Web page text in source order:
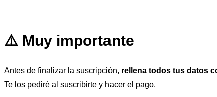
⚠️ Muy importante
Antes de finalizar la suscripción, rellena todos tus datos
Te los pediré al suscribirte y hacer el pago.